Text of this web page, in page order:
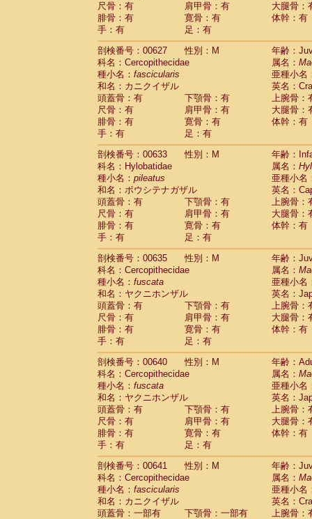
尺骨：有
肩甲骨：有
大腿骨：
腓骨：有
寛骨：有
体幹：有
手：有
足：有
剖検番号：00627
性別：M
年齢：
科名：Cercopithecidae
属名：
種小名： fascicularis
亜種小名
和名：カニクイザル
英名：
頭蓋骨：有
下顎骨：有
上腕骨：
尺骨：有
肩甲骨：有
大腿骨：
腓骨：有
寛骨：有
体幹：有
手：有
足：有
剖検番号：00633
性別：M
年齢：
科名：Hylobatidae
属名：
種小名： pileatus
亜種小名
和名：ボウシテナガザル
英名：
頭蓋骨：有
下顎骨：有
上腕骨：
尺骨：有
肩甲骨：有
大腿骨：
腓骨：有
寛骨：有
体幹：有
手：有
足：有
剖検番号：00635
性別：M
年齢：
科名：Cercopithecidae
属名：
種小名： fuscata
亜種小名
和名：ヤクニホンザル
英名：
頭蓋骨：有
下顎骨：有
上腕骨：
尺骨：有
肩甲骨：有
大腿骨：
腓骨：有
寛骨：有
体幹：有
手：有
足：有
剖検番号：00640
性別：M
年齢：
科名：Cercopithecidae
属名：
種小名： fuscata
亜種小名
和名：ヤクニホンザル
英名：
頭蓋骨：有
下顎骨：有
上腕骨：
尺骨：有
肩甲骨：有
大腿骨：
腓骨：有
寛骨：有
体幹：有
手：有
足：有
剖検番号：00641
性別：M
年齢：
科名：Cercopithecidae
属名：
種小名： fascicularis
亜種小名
和名：カニクイザル
英名：
頭蓋骨：一部有
下顎骨：一部有
上腕骨：